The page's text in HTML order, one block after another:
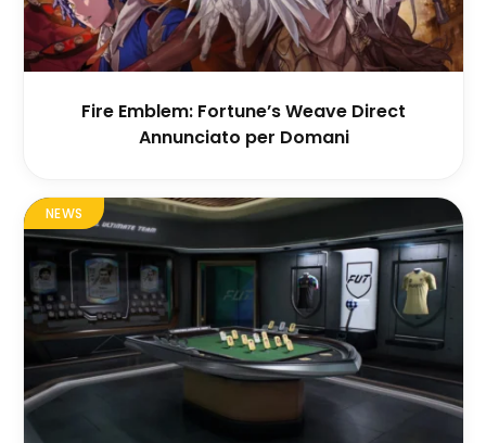
Fire Emblem: Fortune’s Weave Direct
Annunciato per Domani
NEWS